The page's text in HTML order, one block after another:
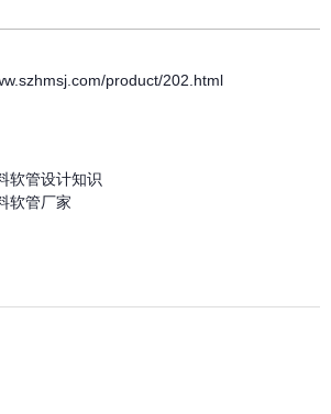
product/202.html
软管设计知识
软管厂家